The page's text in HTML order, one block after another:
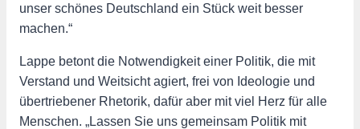
unser schönes Deutschland ein Stück weit besser
machen.“
Lappe betont die Notwendigkeit einer Politik, die mit
Verstand und Weitsicht agiert, frei von Ideologie und
übertriebener Rhetorik, dafür aber mit viel Herz für alle
Menschen. „Lassen Sie uns gemeinsam Politik mit